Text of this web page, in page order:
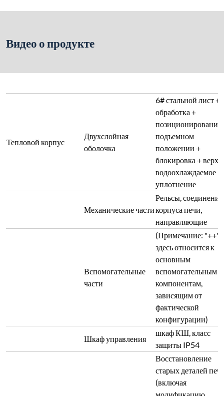
Видео о продукте
Тепловой корпус
Двухслойная
оболочка
6# стальной лист +
обработка +
позиционирование
подъемном
положении +
блокировка +
водоохлаждаемое
уплотнение
Механические части
Рельсы, соединение
корпуса печи,
направляющие
Вспомогательные
части
(Примечание: "++"
здесь относится к
основным
вспомогательным
компонентам,
зависящим от
фактической
конфигурации)
Шкаф управления
шкаф КШ, класс
защиты IP54
Восстановление
старых деталей
(включая